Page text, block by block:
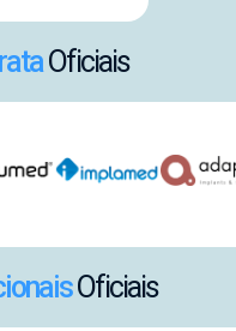
Oficiais
Oficiais